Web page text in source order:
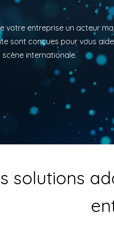
votre entreprise un acteur
sont conçues pour vous
internationale.
solutions